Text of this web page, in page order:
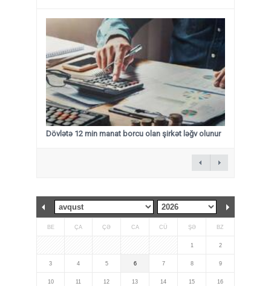
Dövlətə 12 min manat borcu olan şirkət ləğv olunur
BE ÇA ÇƏ CA CÜ ŞƏ BZ
1 2
3 4 5 6 7 8 9
10 11 12 13 14 15 16